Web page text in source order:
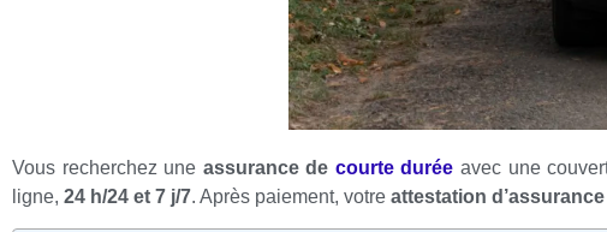
Vous recherchez une assurance de courte durée avec une
ligne, 24 h/24 et 7 j/7. Après paiement, votre attestation d’assurance